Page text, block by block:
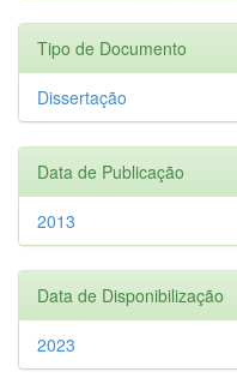
Tipo de Documento
Dissertação
Data de Publicação
2013
Data de Disponibilização
2023